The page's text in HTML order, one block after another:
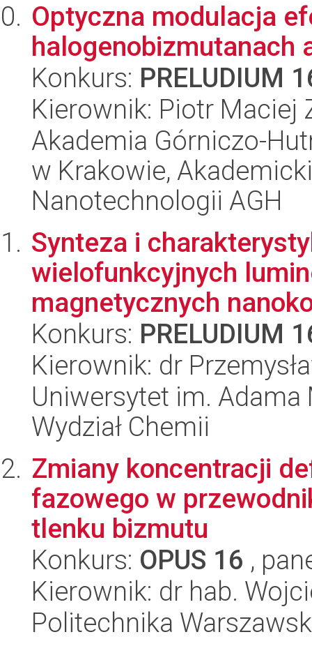
Optyczna modulacja
halogenobizmutanach
Konkurs: PRELUDIUM
Kierownik: Piotr Maciej
Akademia Górniczo-
w Krakowie,
Nanotechnologii AGH
Synteza i
wielofunkcyjnych
magnetycznych
Konkurs: PRELUDIUM
Kierownik: dr
Uniwersytet im.
Wydział Chemii
Zmiany koncentracji
fazowego w
tlenku bizmutu
Konkurs: OPUS 16 ,
Kierownik: dr hab.
Politechnika